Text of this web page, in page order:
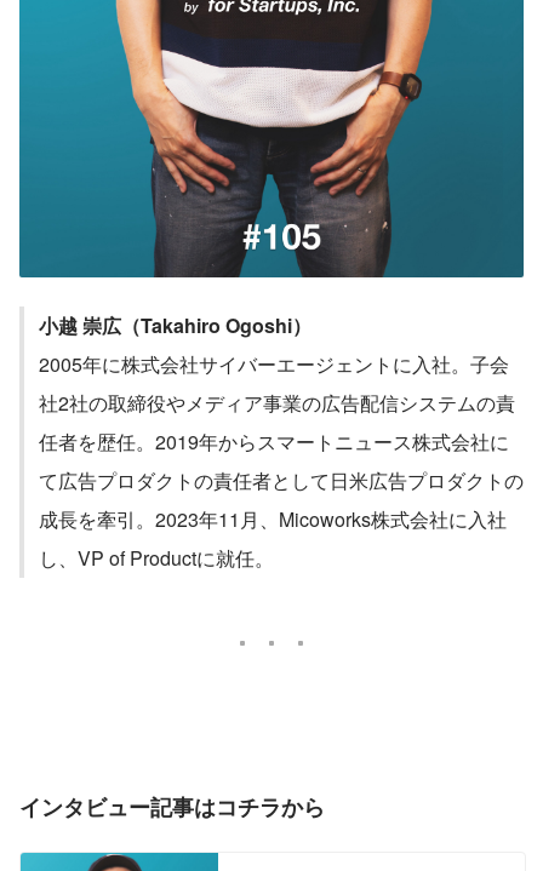
小越 崇広（Takahiro Ogoshi）
2005年に株式会社サイバーエージェントに入社。子会
社2社の取締役やメディア事業の広告配信システムの責
任者を歴任。2019年からスマートニュース株式会社に
て広告プロダクトの責任者として日米広告プロダクトの
成長を牽引。2023年11月、Micoworks株式会社に入社
し、VP of Productに就任。
インタビュー記事はコチラから